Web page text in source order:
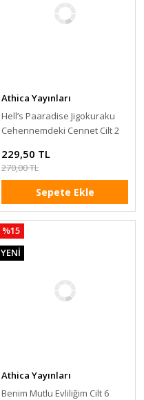
Athica Yayınları
Hell’s Paaradise Jigokuraku
Cehennemdeki Cennet Cilt 2
229,50 TL
270,00 TL
Sepete Ekle
%15
YENİ
Athica Yayınları
Benim Mutlu Evliliğim Cilt 6